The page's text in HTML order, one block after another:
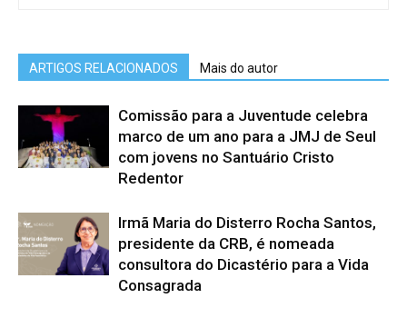
ARTIGOS RELACIONADOS Mais do autor
Comissão para a Juventude celebra
marco de um ano para a JMJ de Seul
com jovens no Santuário Cristo
Redentor
Irmã Maria do Disterro Rocha Santos,
presidente da CRB, é nomeada
consultora do Dicastério para a Vida
Consagrada